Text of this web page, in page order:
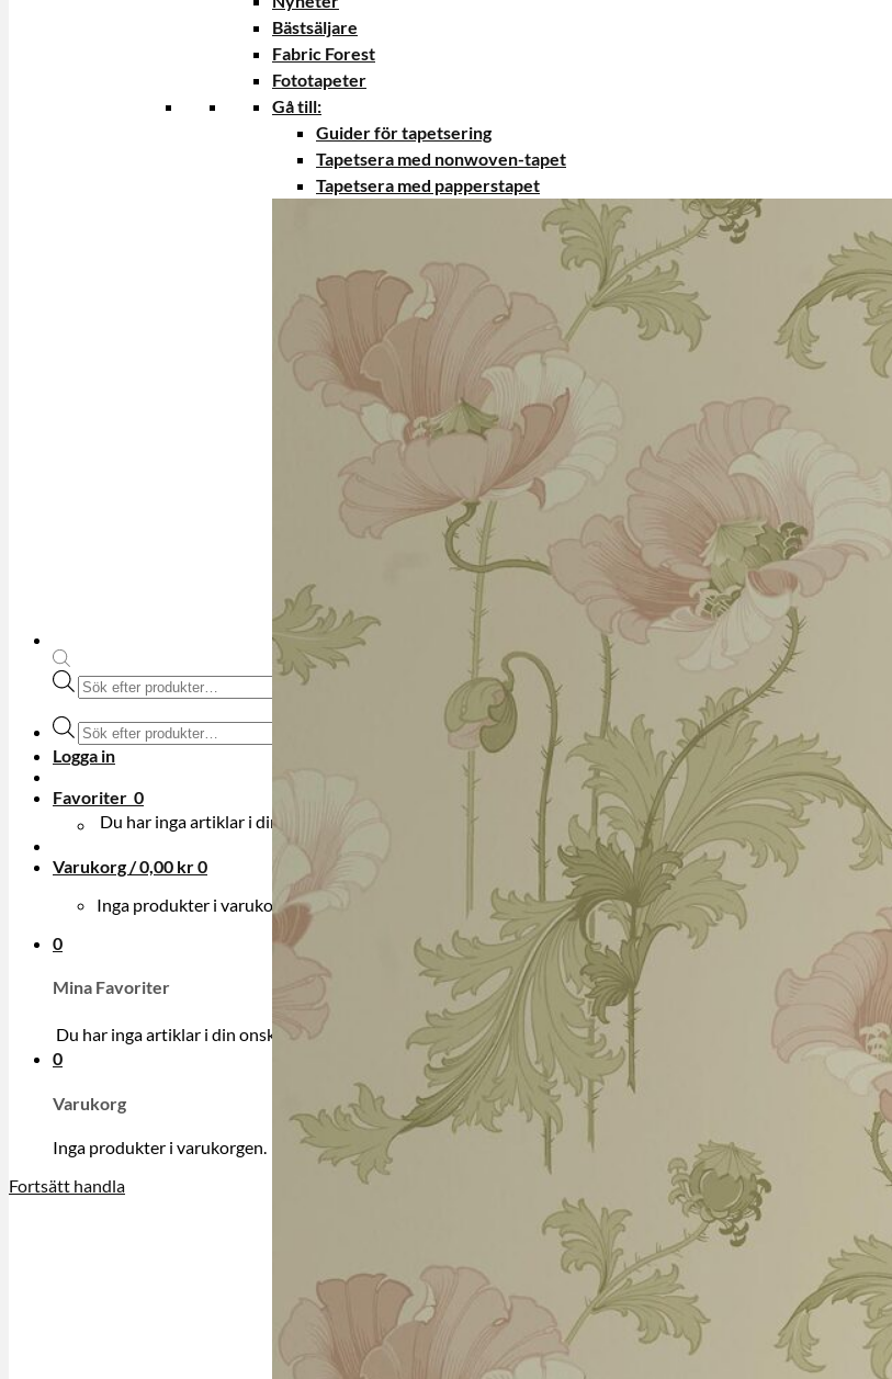
Produktsökning
Produktsökning
Logga in
Favoriter 0
Du har inga artiklar i din onskelista.
Varukorg /0,00 kr0
Inga produkter i varukorgen.
0
Mina Favoriter
Du har inga artiklar i din onskelista.
0
Varukorg
Inga produkter i varukorgen.
Fortsätt handla
Bästsäljare
Fabric Forest
Fototapeter
Gå till:
Guider för tapetsering
Tapetsera med nonwoven-tapet
Tapetsera med papperstapet